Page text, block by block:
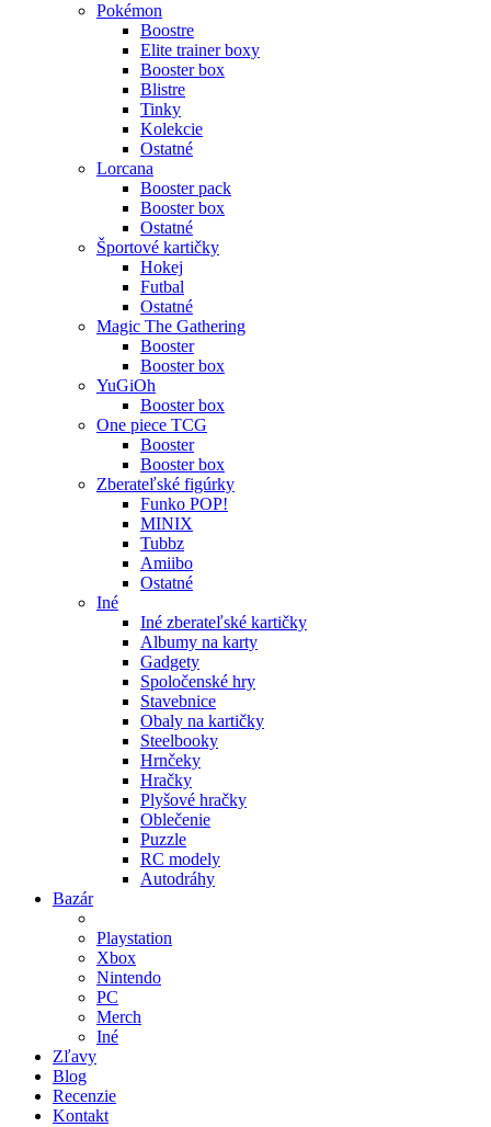
Pokémon
Boostre
Elite trainer boxy
Booster box
Blistre
Tinky
Kolekcie
Ostatné
Lorcana
Booster pack
Booster box
Ostatné
Športové kartičky
Hokej
Futbal
Ostatné
Magic The Gathering
Booster
Booster box
YuGiOh
Booster box
One piece TCG
Booster
Booster box
Zberateľské figúrky
Funko POP!
MINIX
Tubbz
Amiibo
Ostatné
Iné
Iné zberateľské kartičky
Albumy na karty
Gadgety
Spoločenské hry
Stavebnice
Obaly na kartičky
Steelbooky
Hrnčeky
Hračky
Plyšové hračky
Oblečenie
Puzzle
RC modely
Autodráhy
Bazár
Playstation
Xbox
Nintendo
PC
Merch
Iné
Zľavy
Blog
Recenzie
Kontakt